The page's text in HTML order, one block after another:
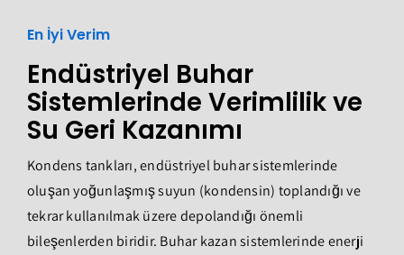
En İyi Verim
Endüstriyel Buhar
Sistemlerinde Verimlilik ve
Su Geri Kazanımı
Kondens tankları, endüstriyel buhar sistemlerinde
oluşan yoğunlaşmış suyun (kondensin) toplandığı ve
tekrar kullanılmak üzere depolandığı önemli
bileşenlerden biridir. Buhar kazan sistemlerinde enerji